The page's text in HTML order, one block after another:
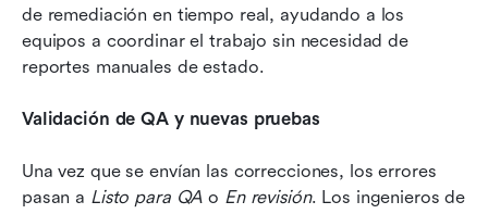
de remediación en tiempo real, ayudando a los
equipos a coordinar el trabajo sin necesidad de
reportes manuales de estado.
Validación de QA y nuevas pruebas
Una vez que se envían las correcciones, los errores
pasan a Listo para QA o En revisión. Los ingenieros de